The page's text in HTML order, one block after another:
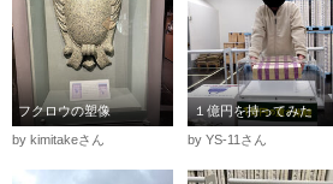
フクロウの塑像
by kimitakeさん
１億円を持ってみた
by YS-11さん